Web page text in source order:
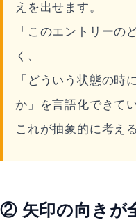
えを出せます。
「このエントリーの
く、
「どういう状態の時
か」を言語化できてい
これが抽象的に考え
② 矢印の向きが